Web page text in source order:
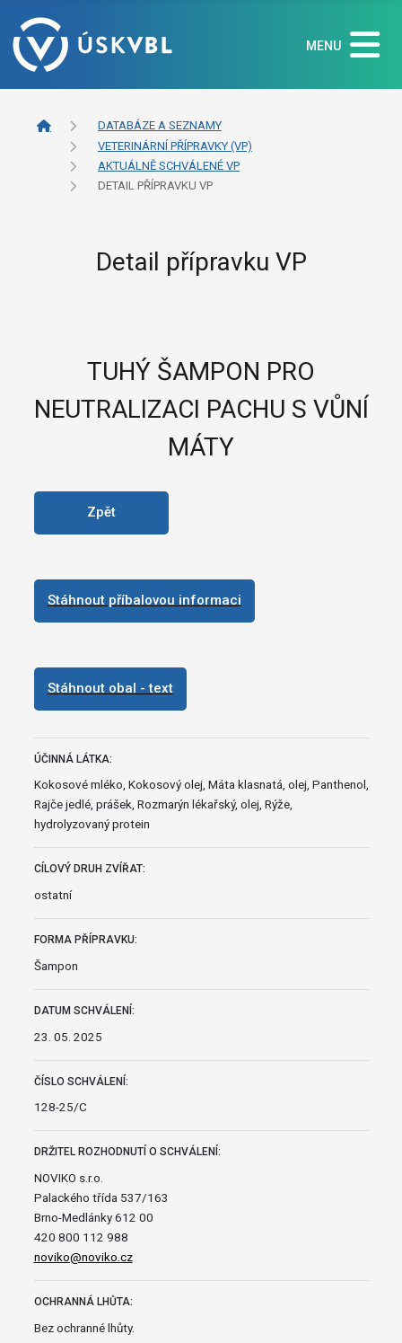
MENU
DATABÁZE A SEZNAMY
VETERINÁRNÍ PŘÍPRAVKY (VP)
AKTUÁLNĚ SCHVÁLENÉ VP
DETAIL PŘÍPRAVKU VP
Detail přípravku VP
TUHÝ ŠAMPON PRO
NEUTRALIZACI PACHU S VŮNÍ
MÁTY
Zpět
Stáhnout příbalovou informaci
Stáhnout obal - text
ÚČINNÁ LÁTKA:
Kokosové mléko, Kokosový olej, Máta klasnatá, olej, Panthenol,
Rajče jedlé, prášek, Rozmarýn lékařský, olej, Rýže,
hydrolyzovaný protein
CÍLOVÝ DRUH ZVÍŘAT:
ostatní
FORMA PŘÍPRAVKU:
Šampon
DATUM SCHVÁLENÍ:
23. 05. 2025
ČÍSLO SCHVÁLENÍ:
128-25/C
DRŽITEL ROZHODNUTÍ O SCHVÁLENÍ:
NOVIKO s.r.o.
Palackého třída 537/163
Brno-Medlánky 612 00
420 800 112 988
noviko@noviko.cz
OCHRANNÁ LHŮTA:
Bez ochranné lhůty.